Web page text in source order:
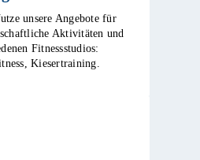
unsere Angebote für
Aktivitäten und
Fitnessstudios:
Kiesertraining.​